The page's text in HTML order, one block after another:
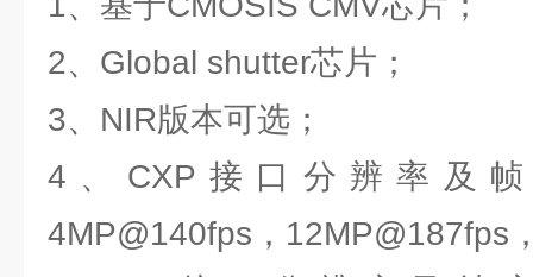
2、Global shutter芯片；
3、NIR版本可选；
4、CXP接口分辨率及帧
4MP@140fps，12MP@187fps